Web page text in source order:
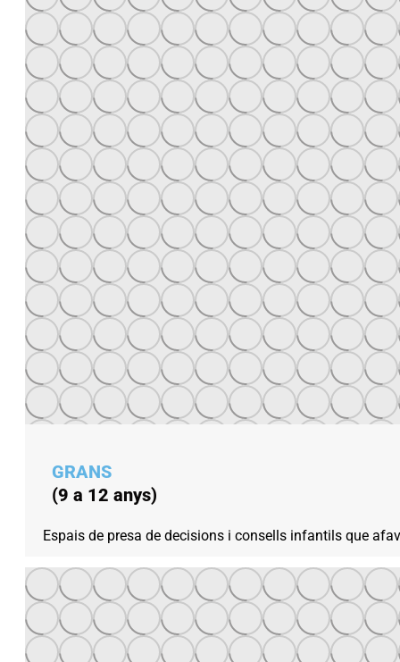
GRANS
(9 a 12 anys)
Espais de presa de decisions i consells infantils que